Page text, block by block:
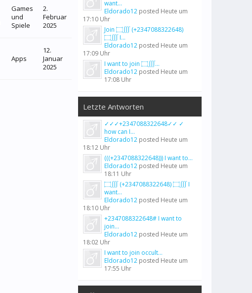
Games
und
Spiele
2.
Februar
2025
Apps
12.
Januar
2025
want...
Eldorado12 posted Heute um
17:10 Uhr
Join ۝∭ (+2347088322648)
۝∭ I...
Eldorado12 posted Heute um
17:09 Uhr
I want to join ۝∭...
Eldorado12 posted Heute um
17:08 Uhr
Letzte Antworten
✓✓✓+2347088322648✓✓ ✓
how can I...
Eldorado12 posted Heute um
18:12 Uhr
(((+2347088322648))) I want to...
Eldorado12 posted Heute um
18:11 Uhr
۝∭ (+2347088322648) ۝∭ I
want...
Eldorado12 posted Heute um
18:10 Uhr
+2347088322648# I want to
join...
Eldorado12 posted Heute um
18:02 Uhr
I want to join occult...
Eldorado12 posted Heute um
17:55 Uhr